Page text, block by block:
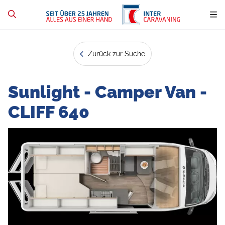
Zurück zur Suche
Sunlight - Camper Van -
CLIFF 640